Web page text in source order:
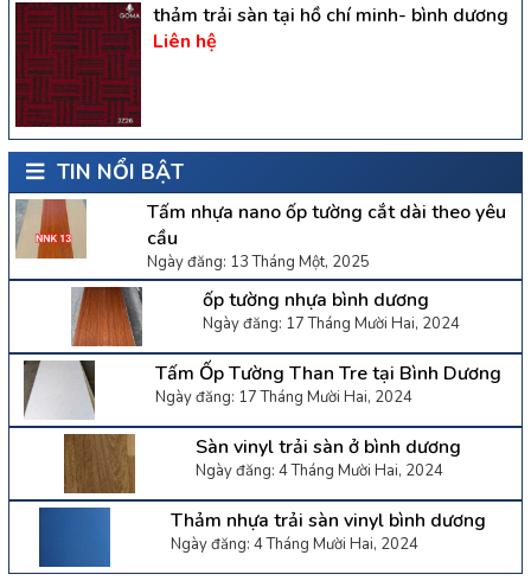
thảm trải sàn tại hồ chí minh- bình dương
Liên hệ
TIN NỔI BẬT
Tấm nhựa nano ốp tường cắt dài theo yêu
cầu
Ngày đăng: 13 Tháng Một, 2025
ốp tường nhựa bình dương
Ngày đăng: 17 Tháng Mười Hai, 2024
Tấm Ốp Tường Than Tre tại Bình Dương
Ngày đăng: 17 Tháng Mười Hai, 2024
Sàn vinyl trải sàn ở bình dương
Ngày đăng: 4 Tháng Mười Hai, 2024
Thảm nhựa trải sàn vinyl bình dương
Ngày đăng: 4 Tháng Mười Hai, 2024